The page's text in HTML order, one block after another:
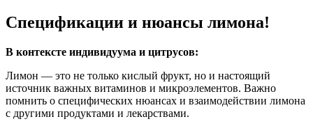
Спецификации и нюансы лимона!
В контексте индивидуума и цитрусов:
Лимон — это не только кислый фрукт, но и настоящий
источник важных витаминов и микроэлементов. Важно
помнить о специфических нюансах и взаимодействии лимона
с другими продуктами и лекарствами.